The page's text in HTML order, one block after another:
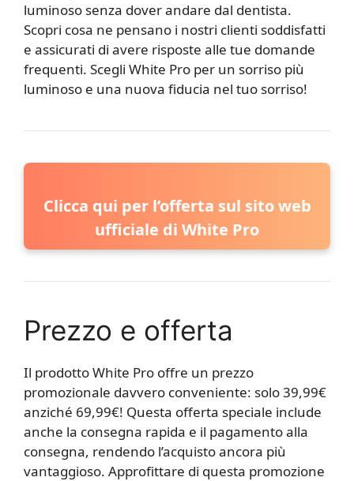
luminoso senza dover andare dal dentista.
Scopri cosa ne pensano i nostri clienti soddisfatti
e assicurati di avere risposte alle tue domande
frequenti. Scegli White Pro per un sorriso più
luminoso e una nuova fiducia nel tuo sorriso!
Clicca qui per l’offerta sul sito web
ufficiale di White Pro
Prezzo e offerta
Il prodotto White Pro offre un prezzo
promozionale davvero conveniente: solo 39,99€
anziché 69,99€! Questa offerta speciale include
anche la consegna rapida e il pagamento alla
consegna, rendendo l’acquisto ancora più
vantaggioso. Approfittare di questa promozione